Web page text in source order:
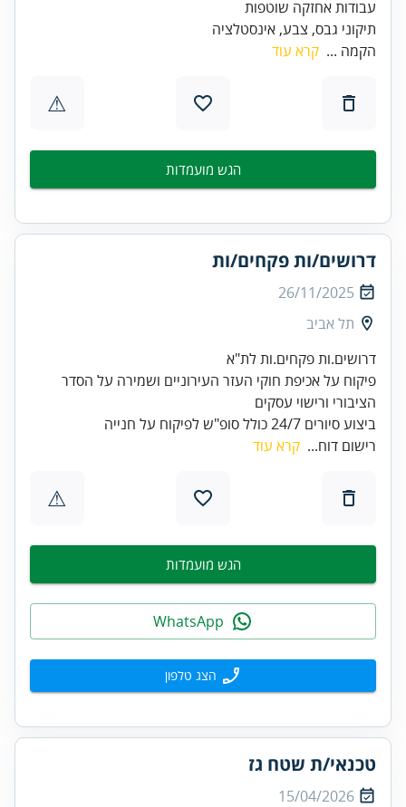
תיקוני גבס, צבע, אינסטלציה
הקמה ... קרא עוד
⚠
הגש מועמדות
דרושים/ות פקחים/ות
26/11/2025
תל אביב
פיקוח על אכיפת חוקי העזר העירוניים ושמירה על הסדר
ביצוע סיורים 24/7 כולל סופ"ש לפיקוח על חנייה
רישום דוח... קרא עוד
⚠
הגש מועמדות
הצג טלפון
טכנאי/ת שטח גז
15/04/2026